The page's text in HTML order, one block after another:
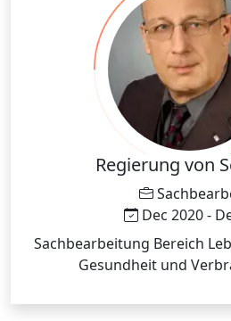
Regierung von
Dec 2020 -
Sachbearbeitung Bereich
Gesundheit und